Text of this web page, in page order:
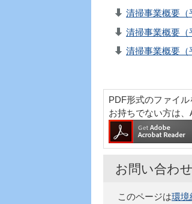
清掃事業概要
清掃事業概要
清掃事業概要
PDF形式のファイル
お持ちでない方は、
お問い合わせ
このページは環境